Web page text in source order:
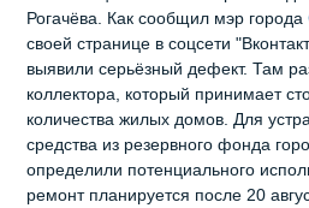
Рогачёва. Как сообщил мэр города
своей странице в соцсети
выявили серьёзный дефект. Там
коллектора, который принимает
количества жилых домов. Для
средства из резервного фонда
определили потенциального
ремонт планируется после 20